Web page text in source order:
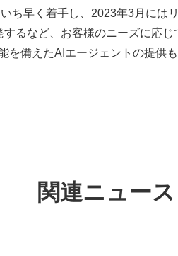
ち早く着手し、2023年3月に
るなど、お客様のニーズに応
備えたAIエージェントの提供も
関連ニュース